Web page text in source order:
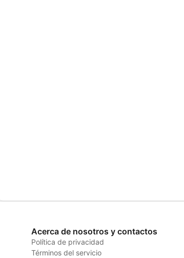
Acerca de nosotros y contactos
Política de privacidad
Términos del servicio